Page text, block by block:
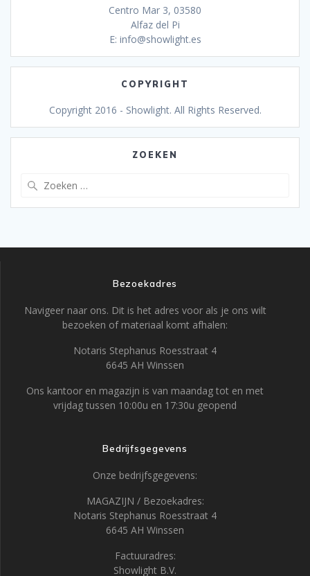
Centro Mar 3, 03580
Alfaz del Pi
E: info@showlight.es
COPYRIGHT
Copyright 2016 - Showlight. All Rights Reserved.
ZOEKEN
Bezoekadres
Navigeer naar ons. Dit is het adres voor als je ons wilt
bezoeken of materiaal komt afhalen:
Notaris Stephanus Roesstraat 4
6645 AH Winssen
Ons kantoor en magazijn is van maandag tot en met
vrijdag tussen 10:00u en 17:30u geopend
Bedrijfsgegevens
Onze bedrijfsgegevens:
MAGAZIJN / Bezoekadres:
Notaris Stephanus Roesstraat 4
6645 AH Winssen
Factuuradres:
Showlight B.V.